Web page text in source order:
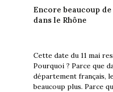
Encore beaucoup
dans le Rhône
Cette date du 11 mai
Pourquoi ? Parce que
département français,
beaucoup plus. Parce